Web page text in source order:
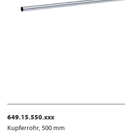
649.15.550.xxx
Kupferrohr, 500 mm